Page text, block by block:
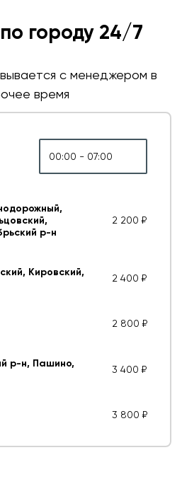
городу 24/7
с менеджером в
время
00:00 - 07:00
р-н
2 200 ₽
Кировский,
2 400 ₽
2 800 ₽
р-н, Пашино,
3 400 ₽
3 800 ₽